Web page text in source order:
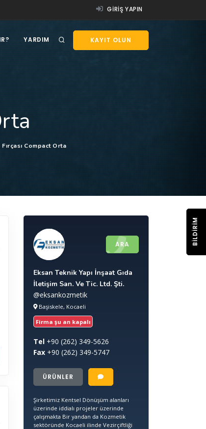
GIRIŞ YAPIN
KAYIT OLUN
YARDIM
Compact Orta
ARA
Eksan Teknik Yapı İnşaat Gıda
İletişim San. Ve Tic. Ltd. Şti.
@eksankozmetik
Başiskele, Kocaeli
Firma şu an kapalı
Tel +90 (262) 349-5626
Fax +90 (262) 349-5747
ÜRÜNLER
Şirketimiz Kentsel Dönüşüm alanları
üzerinde iddialı projeler üzerinde
çalışmakta Bir yandan da Kozmetik
sektöründe Kocaeli ilinde Vezirçiftliği
BILDIRIM